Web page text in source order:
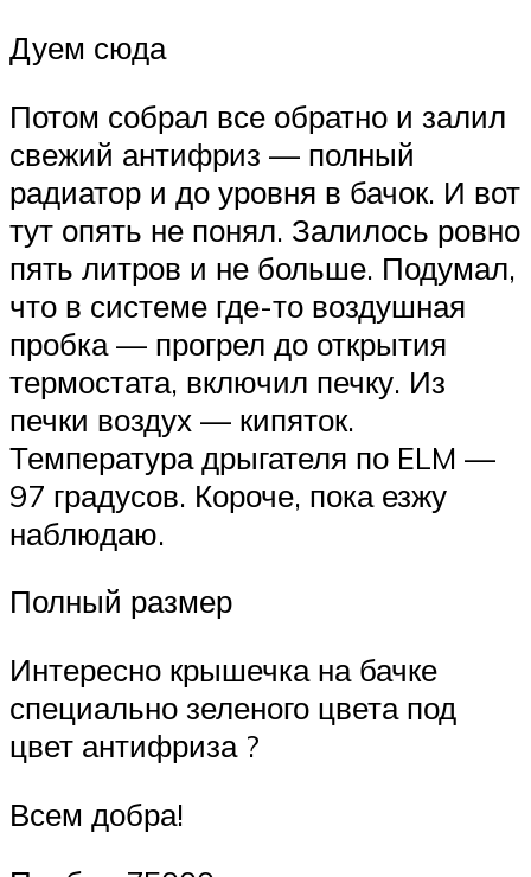
Дуем сюда
Потом собрал все обратно и залил
свежий антифриз — полный
радиатор и до уровня в бачок. И вот
тут опять не понял. Залилось ровно
пять литров и не больше. Подумал,
что в системе где-то воздушная
пробка — прогрел до открытия
термостата, включил печку. Из
печки воздух — кипяток.
Температура дрыгателя по ELM —
97 градусов. Короче, пока езжу
наблюдаю.
Полный размер
Интересно крышечка на бачке
специально зеленого цвета под
цвет антифриза ?
Всем добра!